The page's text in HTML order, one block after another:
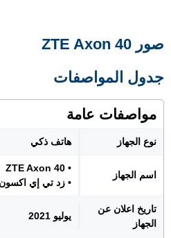
صور ZTE Axon 40
جدول المواصفات
مواصفات عامة
نوع الجهاز هاتف ذكي
اسم الجهاز
• ZTE Axon 40
• زد تي إي اكسون 40
تاريخ اعلان عن
الجهاز
يوليو 2021